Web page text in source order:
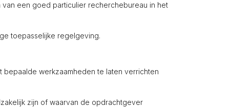
een goed particulier recherchebureau in het
toepasselijke regelgeving.
werkzaamheden te laten verrichten
zijn of waarvan de opdrachtgever